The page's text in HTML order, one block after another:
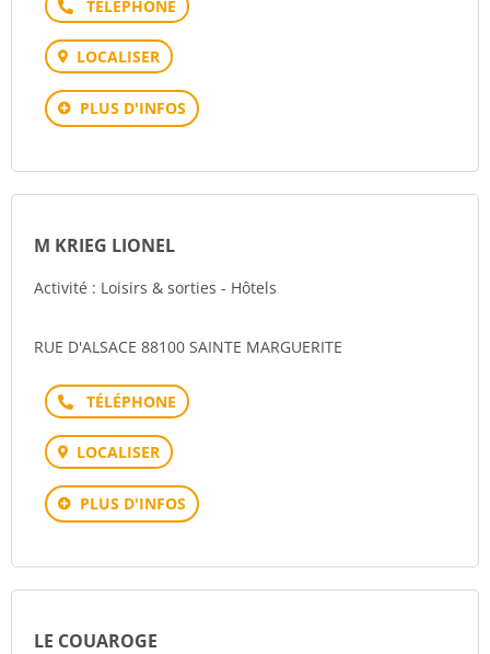
Téléphone
LOCALISER
PLUS D'INFOS
M KRIEG LIONEL
Activité : Loisirs & sorties - Hôtels
RUE D'ALSACE 88100 SAINTE MARGUERITE
Téléphone
LOCALISER
PLUS D'INFOS
LE COUAROGE